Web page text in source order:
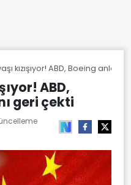
kızışıyor! ABD, Boeing
ABD,
geri çekti